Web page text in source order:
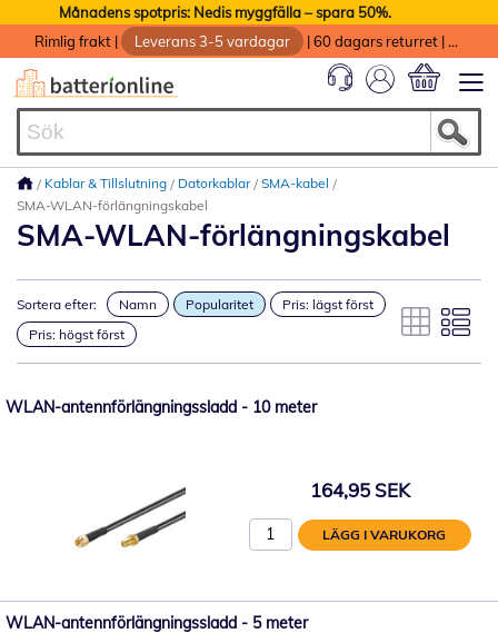
Månadens spotpris: Nedis myggfälla – spara 50%.
Rimlig frakt | Leverans 3-5 vardagar |60 dagars returret |
Kablar & Tillslutning Datorkablar SMA-kabel
SMA-WLAN-förlängningskabel
SMA-WLAN-förlängningskabel
Sortera efter: Namn Popularitet
Pris: lägst först
Pris: högst först
WLAN-antennförlängningssladd - 10 meter
164,95 SEK
LÄGG I VARUKORG
WLAN-antennförlängningssladd - 5 meter